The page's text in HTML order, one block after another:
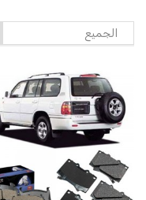
زوج فحمات (قماشات)
سيراميك خلفية لسيارات
لا..
(0)
240﷼
متاح: 10